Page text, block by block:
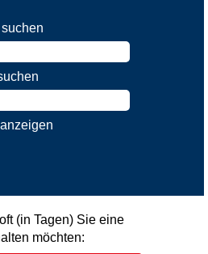
(in Tagen) Sie eine
möchten: